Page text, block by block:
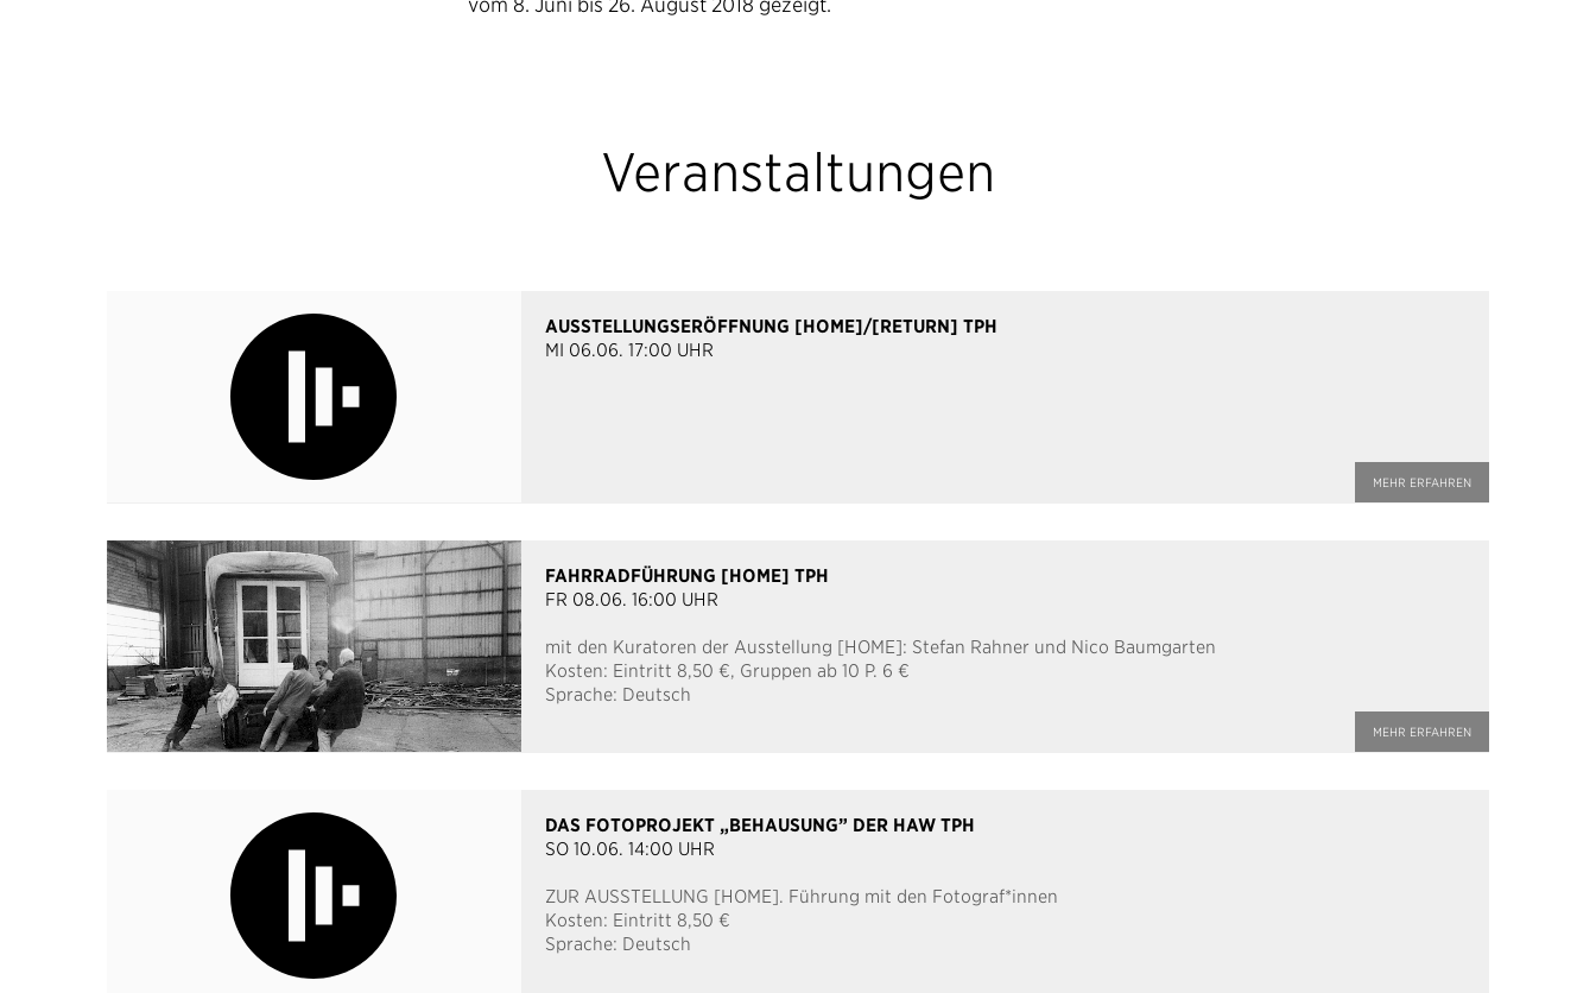
Veranstaltungen
AUSSTELLUNGSERÖFFNUNG [HOME]/[RETURN] TPH
MI 06.06. 17:00 UHR
MEHR ERFAHREN
FAHRRADFÜHRUNG [HOME] TPH
FR 08.06. 16:00 UHR
mit den Kuratoren der Ausstellung [HOME]: Stefan Rahner und Nico Baumgarten
Kosten: Eintritt 8,50 €, Gruppen ab 10 P. 6 €
Sprache: Deutsch
MEHR ERFAHREN
DAS FOTOPROJEKT „BEHAUSUNG” DER HAW TPH
SO 10.06. 14:00 UHR
ZUR AUSSTELLUNG [HOME]. Führung mit den Fotograf*innen
Kosten: Eintritt 8,50 €
Sprache: Deutsch